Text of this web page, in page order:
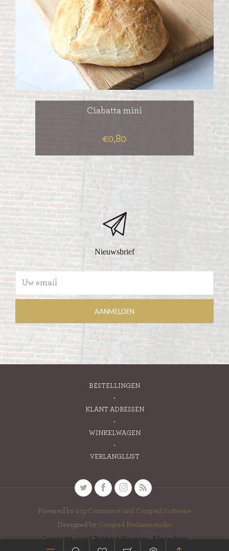
Ciabatta mini
€0,80
Nieuwsbrief
BESTELLINGEN
KLANT ADRESSEN
WINKELWAGEN
VERLANGLIJST
Powered by nopCommerce and Compad Software
Designed by Compad Reclamestudio
Copyright ; 2026 Bakkerij Hermans. Alle rechten
voorbehouden.